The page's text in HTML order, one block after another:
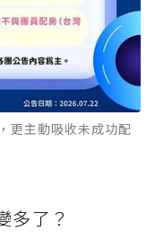
更主動吸收未成功配
多了？